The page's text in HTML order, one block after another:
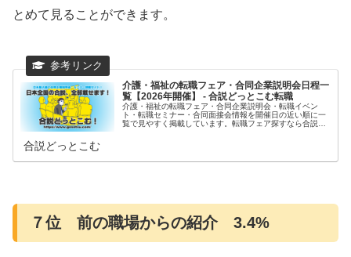
とめて見ることができます。
介護・福祉の転職フェア・合同企業説明会日程一
覧【2026年開催】 - 合説どっとこむ転職
介護・福祉の転職フェア・合同企業説明会・転職イベン
ト・転職セミナー・合同面接会情報を開催日の近い順に一
覧で見やすく掲載しています。転職フェア探すなら合説ど
合説どっとこむ
７位 前の職場からの紹介 3.4%